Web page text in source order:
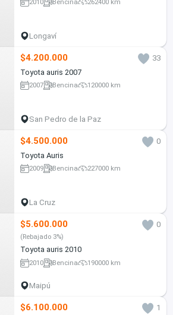
2010 Bencina 262400 km
Longaví
$4.200.000
33
Toyota auris 2007
2007 Bencina 120000 km
San Pedro de la Paz
$4.500.000
0
Toyota Auris
2009 Bencina 227000 km
La Cruz
$5.600.000 0
(Rebajado 3%)
Toyota auris 2010
2010 Bencina 190000 km
Maipú
$6.100.000
1